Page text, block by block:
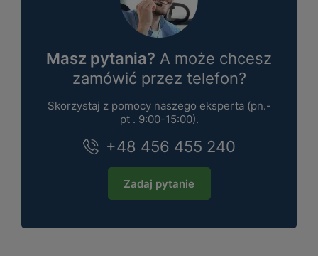
Masz pytania? A może chcesz
zamówić przez telefon?
Skorzystaj z pomocy naszego eksperta (pn.-
pt . 9:00-15:00).
+48 456 455 240
Zadaj pytanie